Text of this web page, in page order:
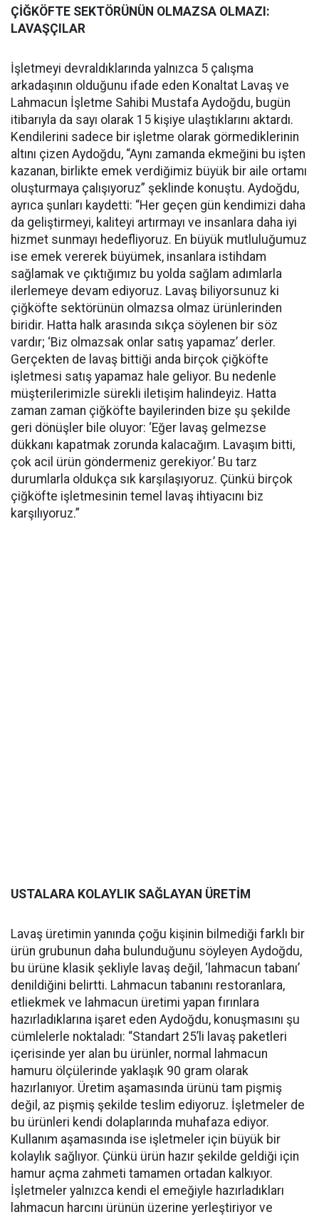
ÇİĞKÖFTE SEKTÖRÜNÜN OLMAZSA OLMAZI:
LAVAŞÇILAR
İşletmeyi devraldıklarında yalnızca 5 çalışma
arkadaşının olduğunu ifade eden Konaltat Lavaş ve
Lahmacun İşletme Sahibi Mustafa Aydoğdu, bugün
itibarıyla da sayı olarak 15 kişiye ulaştıklarını aktardı.
Kendilerini sadece bir işletme olarak görmediklerinin
altını çizen Aydoğdu, “Aynı zamanda ekmeğini bu işten
kazanan, birlikte emek verdiğimiz büyük bir aile ortamı
oluşturmaya çalışıyoruz” şeklinde konuştu. Aydoğdu,
ayrıca şunları kaydetti: “Her geçen gün kendimizi daha
da geliştirmeyi, kaliteyi artırmayı ve insanlara daha iyi
hizmet sunmayı hedefliyoruz. En büyük mutluluğumuz
ise emek vererek büyümek, insanlara istihdam
sağlamak ve çıktığımız bu yolda sağlam adımlarla
ilerlemeye devam ediyoruz. Lavaş biliyorsunuz ki
çiğköfte sektörünün olmazsa olmaz ürünlerinden
biridir. Hatta halk arasında sıkça söylenen bir söz
vardır; ‘Biz olmazsak onlar satış yapamaz’ derler.
Gerçekten de lavaş bittiği anda birçok çiğköfte
işletmesi satış yapamaz hale geliyor. Bu nedenle
müşterilerimizle sürekli iletişim halindeyiz. Hatta
zaman zaman çiğköfte bayilerinden bize şu şekilde
geri dönüşler bile oluyor: ‘Eğer lavaş gelmezse
dükkanı kapatmak zorunda kalacağım. Lavaşım bitti,
çok acil ürün göndermeniz gerekiyor.’ Bu tarz
durumlarla oldukça sık karşılaşıyoruz. Çünkü birçok
çiğköfte işletmesinin temel lavaş ihtiyacını biz
karşılıyoruz.”
USTALARA KOLAYLIK SAĞLAYAN ÜRETİM
Lavaş üretimin yanında çoğu kişinin bilmediği farklı bir
ürün grubunun daha bulunduğunu söyleyen Aydoğdu,
bu ürüne klasik şekliyle lavaş değil, ‘lahmacun tabanı’
denildiğini belirtti. Lahmacun tabanını restoranlara,
etliekmek ve lahmacun üretimi yapan fırınlara
hazırladıklarına işaret eden Aydoğdu, konuşmasını şu
cümlelerle noktaladı: “Standart 25’li lavaş paketleri
içerisinde yer alan bu ürünler, normal lahmacun
hamuru ölçülerinde yaklaşık 90 gram olarak
hazırlanıyor. Üretim aşamasında ürünü tam pişmiş
değil, az pişmiş şekilde teslim ediyoruz. İşletmeler de
bu ürünleri kendi dolaplarında muhafaza ediyor.
Kullanım aşamasında ise işletmeler için büyük bir
kolaylık sağlıyor. Çünkü ürün hazır şekilde geldiği için
hamur açma zahmeti tamamen ortadan kalkıyor.
İşletmeler yalnızca kendi el emeğiyle hazırladıkları
lahmacun harcını ürünün üzerine yerleştiriyor ve